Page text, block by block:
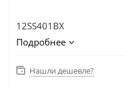
12SS401BX
Подробнее
Нашли дешевле?